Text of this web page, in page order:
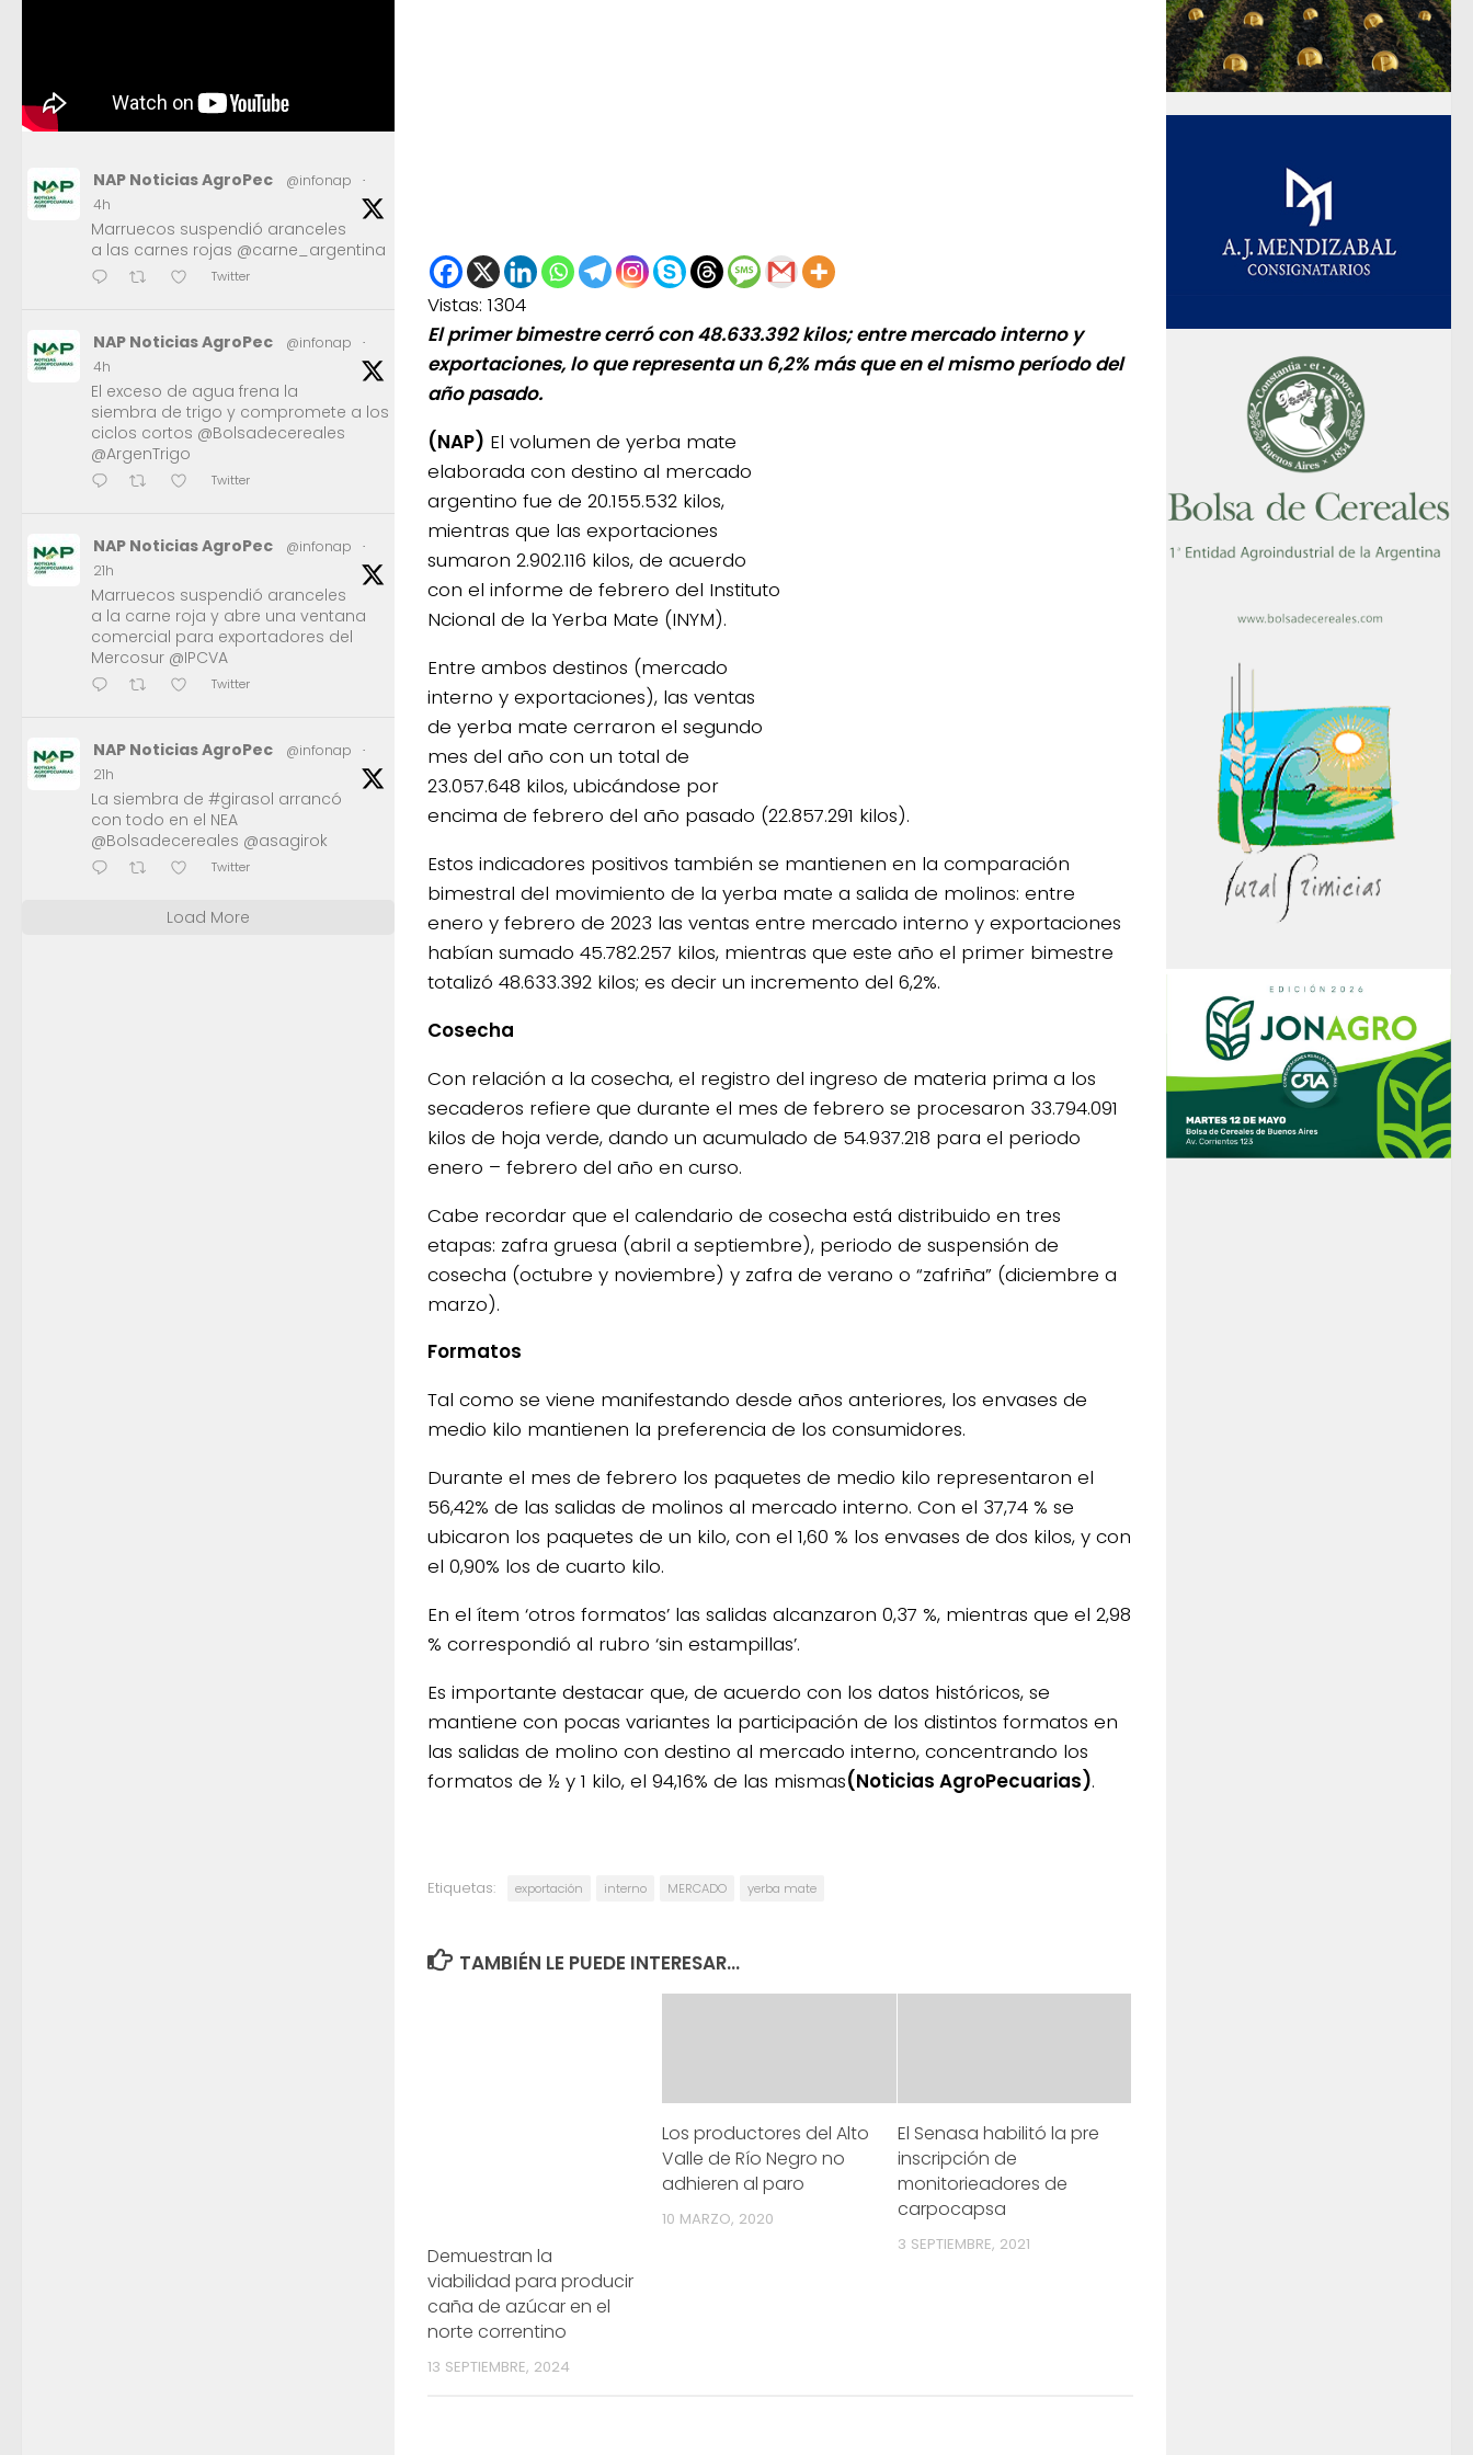
Vistas: 1304
El primer bimestre cerró con 48.633.392 kilos; entre mercado interno y
exportaciones, lo que representa un 6,2% más que en el mismo período del
año pasado.
(NAP) El volumen de yerba mate
elaborada con destino al mercado
argentino fue de 20.155.532 kilos,
mientras que las exportaciones
sumaron 2.902.116 kilos, de acuerdo
con el informe de febrero del Instituto
Ncional de la Yerba Mate (INYM).
Entre ambos destinos (mercado
interno y exportaciones), las ventas
de yerba mate cerraron el segundo
mes del año con un total de
23.057.648 kilos, ubicándose por
encima de febrero del año pasado (22.857.291 kilos).
Estos indicadores positivos también se mantienen en la comparación
bimestral del movimiento de la yerba mate a salida de molinos: entre
enero y febrero de 2023 las ventas entre mercado interno y exportaciones
habían sumado 45.782.257 kilos, mientras que este año el primer bimestre
totalizó 48.633.392 kilos; es decir un incremento del 6,2%.
Cosecha
Con relación a la cosecha, el registro del ingreso de materia prima a los
secaderos refiere que durante el mes de febrero se procesaron 33.794.091
kilos de hoja verde, dando un acumulado de 54.937.218 para el periodo
enero – febrero del año en curso.
Cabe recordar que el calendario de cosecha está distribuido en tres
etapas: zafra gruesa (abril a septiembre), periodo de suspensión de
cosecha (octubre y noviembre) y zafra de verano o “zafriña” (diciembre a
marzo).
Formatos
Tal como se viene manifestando desde años anteriores, los envases de
medio kilo mantienen la preferencia de los consumidores.
Durante el mes de febrero los paquetes de medio kilo representaron el
56,42% de las salidas de molinos al mercado interno. Con el 37,74 % se
ubicaron los paquetes de un kilo, con el 1,60 % los envases de dos kilos, y con
el 0,90% los de cuarto kilo.
En el ítem ‘otros formatos’ las salidas alcanzaron 0,37 %, mientras que el 2,98
% correspondió al rubro ‘sin estampillas’.
Es importante destacar que, de acuerdo con los datos históricos, se
mantiene con pocas variantes la participación de los distintos formatos en
las salidas de molino con destino al mercado interno, concentrando los
formatos de ½ y 1 kilo, el 94,16% de las mismas(Noticias AgroPecuarias).
Etiquetas: exportación interno MERCADO yerba mate
TAMBIÉN LE PUEDE INTERESAR...
Demuestran la
viabilidad para producir
caña de azúcar en el
norte correntino
13 SEPTIEMBRE, 2024
Los productores del Alto
Valle de Río Negro no
adhieren al paro
10 MARZO, 2020
El Senasa habilitó la pre
inscripción de
monitorieadores de
carpocapsa
3 SEPTIEMBRE, 2021
NAP Noticias AgroPec @infonap
·
4h
Marruecos suspendió aranceles
a las carnes rojas @carne_argentina
Twitter
NAP Noticias AgroPec @infonap
·
4h
El exceso de agua frena la
siembra de trigo y compromete a los
ciclos cortos @Bolsadecereales
@ArgenTrigo
Twitter
NAP Noticias AgroPec @infonap
·
21h
Marruecos suspendió aranceles
a la carne roja y abre una ventana
comercial para exportadores del
Mercosur @IPCVA
Twitter
NAP Noticias AgroPec @infonap
·
21h
La siembra de #girasol arrancó
con todo en el NEA
@Bolsadecereales @asagirok
Twitter
Load More